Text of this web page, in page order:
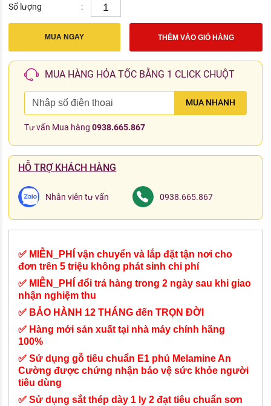
Số lượng :
MUA NGAY THÊM VÀO GIỎ HÀNG
MUA HÀNG HỎA TỐC BẰNG 1 CLICK CHUỘT
MUA NHANH
Tư vấn Mua hàng0938.665.867
HỖ TRỢ KHÁCH HÀNG
Nhân viên tư vấn 0938.665.867
✅ MIỄN_PHÍ vận chuyển và lắp đặt tận nơi cho
đơn trên 5 triệu không phát sinh chi phí
✅ MIỄN_PHÍ đổi trả hàng trong 2 ngày sau khi giao
nhận nghiệm thu
✅ BẢO HÀNH 12 THÁNG đến TRỌN ĐỜI
✅ Hàng mới sản xuất tại nhà máy chính hãng
100%
✅ Sử dụng gỗ tiêu chuẩn E1 phủ Melamine An
Cường được chứng nhận bảo vệ sức khỏe người
tiêu dùng
✅ Sử dụng sắt thép dày 1 ly 2 đạt tiêu chuẩn sơn